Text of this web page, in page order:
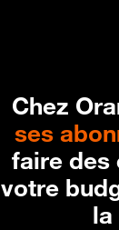
Chez
ses
faire des
votre
la